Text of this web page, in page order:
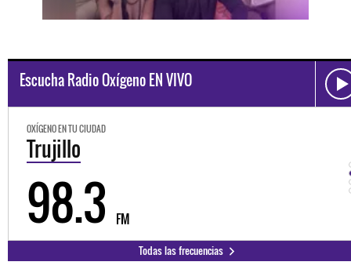
Escucha Radio Oxígeno EN VIVO
OXÍGENO EN TU CIUDAD
Trujillo
98.3 FM
Todas las frecuencias